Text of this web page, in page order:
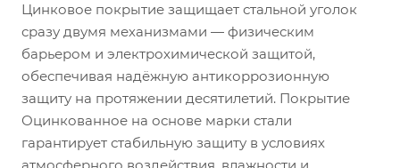
Цинковое покрытие защищает стальной уголок
сразу двумя механизмами — физическим
барьером и электрохимической защитой,
обеспечивая надёжную антикоррозионную
защиту на протяжении десятилетий. Покрытие
Оцинкованное на основе марки стали
гарантирует стабильную защиту в условиях